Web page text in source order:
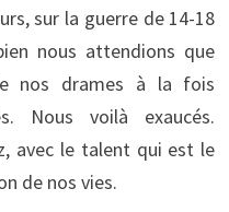
sur la guerre de 14-18
nous attendions que
nos drames à la fois
Nous voilà exaucés.
avec le talent qui est le
de nos vies.